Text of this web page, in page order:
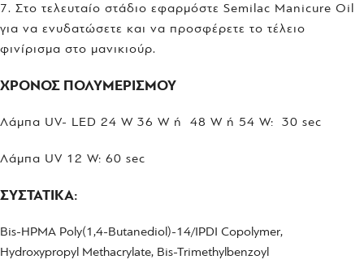
7. Στο τελευταίο στάδιο εφαρμόστε Semilac Manicure Oil
για να ενυδατώσετε και να προσφέρετε το τέλειο
φινίρισμα στο μανικιούρ.
ΧΡΟΝΟΣ ΠΟΛΥΜΕΡΙΣΜΟΥ
Λάμπα UV- LED 24 W 36 W ή 48 W ή 54 W: 30 sec
Λάμπα UV 12 W: 60 sec
ΣΥΣΤΑΤΙΚΑ:
Bis-HPMA Poly(1,4-Butanediol)-14/IPDI Copolymer,
Hydroxypropyl Methacrylate, Bis-Trimethylbenzoyl